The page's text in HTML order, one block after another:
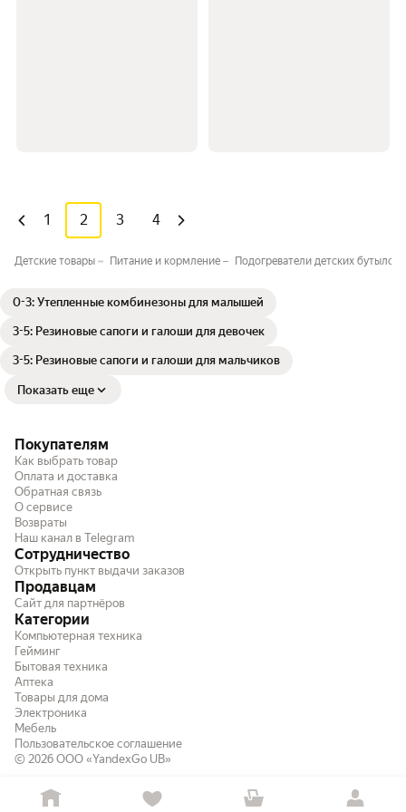
1 2 3 4
Детские товары Питание и кормление Подогреватели детских
0-3: Утепленные комбинезоны для малышей
3-5: Резиновые сапоги и галоши для девочек
3-5: Резиновые сапоги и галоши для мальчиков
Показать еще
Покупателям
Как выбрать товар
Оплата и доставка
Обратная связь
О сервисе
Возвраты
Наш канал в Telegram
Сотрудничество
Открыть пункт выдачи заказов
Продавцам
Сайт для партнёров
Категории
Компьютерная техника
Гейминг
Бытовая техника
Аптека
Товары для дома
Электроника
Мебель
Пользовательское соглашение
© 2026 ООО «YandexGo UB»